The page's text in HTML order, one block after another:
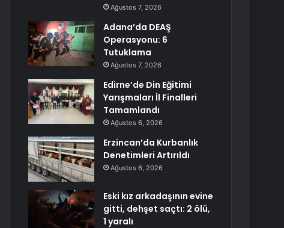
Ağustos 7, 2026
Adana’da DEAŞ
Operasyonu: 6
Tutuklama
Ağustos 7, 2026
Edirne’de Din Eğitimi
Yarışmaları İl Finalleri
Tamamlandı
Ağustos 6, 2026
Erzincan’da Kurbanlık
Denetimleri Artırıldı
Ağustos 6, 2026
Eski kız arkadaşının evine
gitti, dehşet saçtı: 2 ölü,
1 yaralı